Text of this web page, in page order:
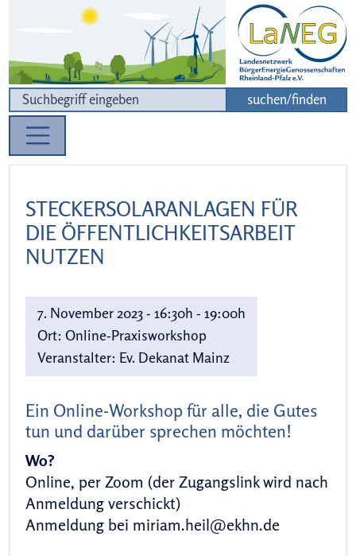
Zur Navigation
Zum Inhalt
suchen/finden
STECKERSOLARANLAGEN FÜR
DIE ÖFFENTLICHKEITSARBEIT
NUTZEN
7. November 2023 - 16:30h - 19:00h
Ort: Online-Praxisworkshop
Veranstalter: Ev. Dekanat Mainz
Ein Online-Workshop für alle, die Gutes
tun und darüber sprechen möchten!
Wo?
Online, per Zoom (der Zugangslink wird nach
Anmeldung verschickt)
Anmeldung bei miriam.heil@ekhn.de